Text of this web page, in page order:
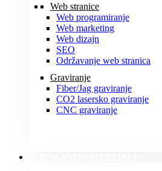
Web stranice
Web programiranje
Web marketing
Web dizajn
SEO
Održavanje web stranica
Graviranje
Fiber/Jag graviranje
CO2 lasersko graviranje
CNC graviranje